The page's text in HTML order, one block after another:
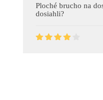
Ploché brucho na
dosiahli?